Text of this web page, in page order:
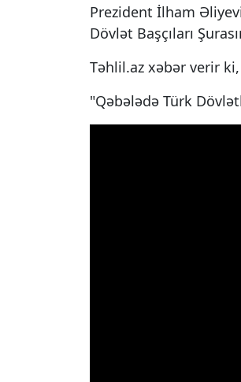
Prezident İlham
Dövlət Başçıları
Təhlil.az xəbər verir
"Qəbələdə Türk